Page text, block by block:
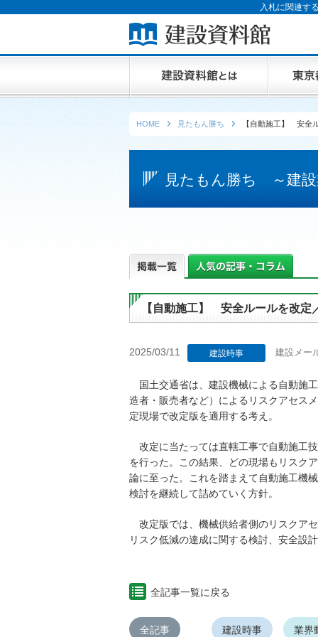
入札に関連す
HOME 見たもん勝ち 【自動施工】 安全
見たもん勝ち ～建設
【自動施工】 安全ルールを改定
2025/03/11 建設時事 建設メー
国土交通省は、建設機械による自動施
造者・販売者など）によるリスクアセス
定現場で改定版を適用する考え。
改定に当たっては直轄工事で自動施工
を行った。この結果、どの現場もリスク
論に至った。これを踏まえて自動施工機
検討を継続して詰めていく方針。
改定版では、機械供給者側のリスクア
リスク低減の達成に関する検討、安全設
全記事一覧に戻る
全記事 建設時事 業界